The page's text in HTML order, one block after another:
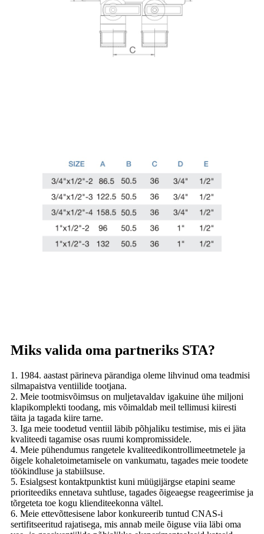
Miks valida oma partneriks STA?
1. 1984. aastast pärineva pärandiga oleme lihvinud oma teadmisi
silmapaistva ventiilide tootjana.
2. Meie tootmisvõimsus on muljetavaldav igakuine ühe miljoni
klapikomplekti toodang, mis võimaldab meil tellimusi kiiresti
täita ja tagada kiire tarne.
3. Iga meie toodetud ventiil läbib põhjaliku testimise, mis ei jäta
kvaliteedi tagamise osas ruumi kompromissidele.
4. Meie pühendumus rangetele kvaliteedikontrollimeetmetele ja
õigele kohaletoimetamisele on vankumatu, tagades meie toodete
töökindluse ja stabiilsuse.
5. Esialgsest kontaktpunktist kuni müügijärgse etapini seame
prioriteediks ennetava suhtluse, tagades õigeaegse reageerimise ja
tõrgeteta toe kogu klienditeekonna vältel.
6. Meie ettevõttesisene labor konkureerib tuntud CNAS-i
sertifitseeritud rajatisega, mis annab meile õiguse viia läbi oma